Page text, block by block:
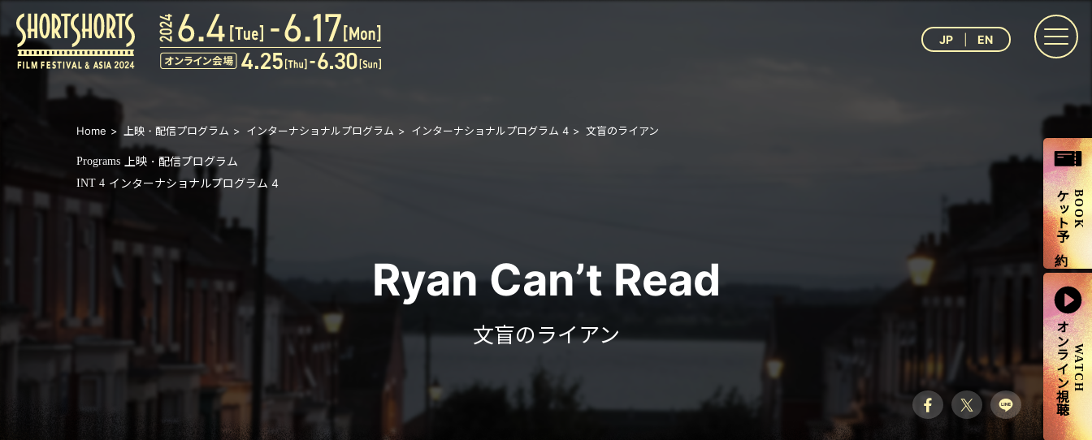
JP EN
Home 上映・配信プログラム インターナショナルプログラム インターナショナルプログラム 4 文盲のライアン
Programs 上映・配信プログラム
INT 4 インターナショナルプログラム 4
Ryan Can’t Read
文盲のライアン
BOOK
チケット予約
WATCH
オンライン視聴